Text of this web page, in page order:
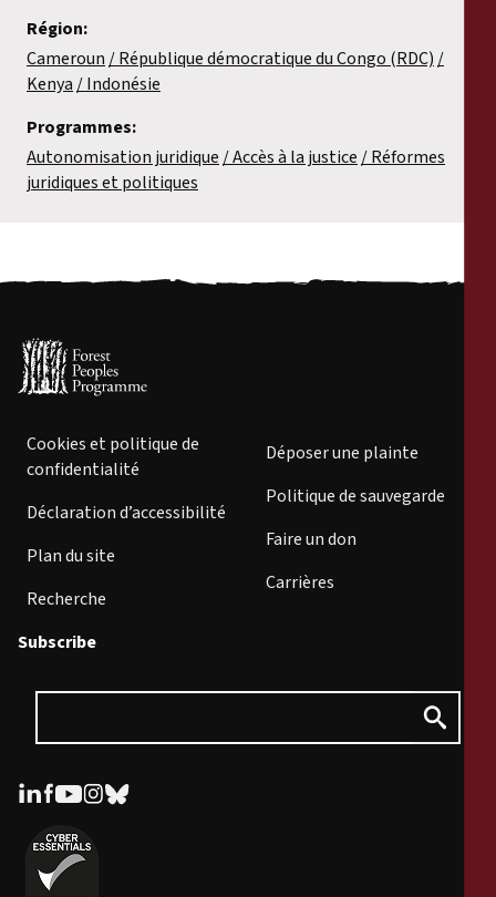
Région:
Cameroun
République démocratique du Congo (RDC)
Kenya
Indonésie
Programmes:
Autonomisation juridique Accès à la justice
Réformes
juridiques et politiques
Cookies et politique de
confidentialité
Déclaration d’accessibilité
Plan du site
Recherche
Déposer une plainte
Politique de sauvegarde
Faire un don
Carrières
Subscribe